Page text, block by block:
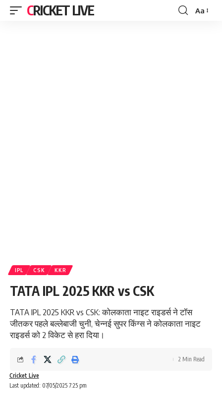
CRICKET LIVE
Font
Aa
IPL CSK KKR
TATA IPL 2025 KKR vs CSK
TATA IPL 2025 KKR vs CSK: कोलकाता नाइट राइडर्स ने टॉस
जीतकर पहले बल्लेबाजी चुनी, चेन्नई सुपर किंग्स ने कोलकाता नाइट
राइडर्स को 2 विकेट से हरा दिया।
Last updated: 07/05/2025 7:25 pm
Cricket Live
2 Min Read